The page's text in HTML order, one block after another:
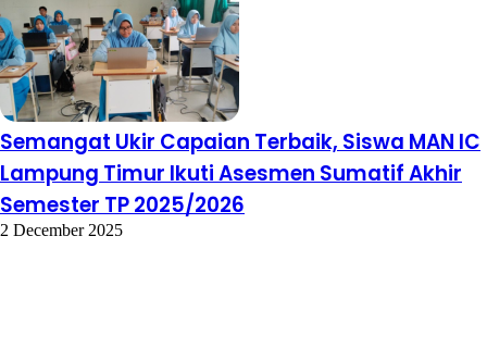
Semangat Ukir Capaian Terbaik, Siswa MAN IC
Lampung Timur Ikuti Asesmen Sumatif Akhir
Semester TP 2025/2026
2 December 2025